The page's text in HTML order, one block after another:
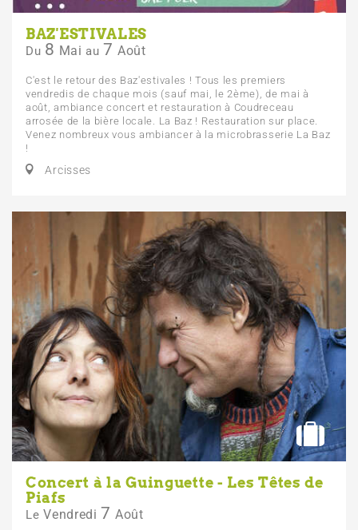
BAZ'ESTIVALES
Du 8 Mai au 7 Août
C'est le retour des Baz'estivales ! Tous les premiers
vendredis de chaque mois (sauf mai, le 2ème), de mai à
août, ambiance concert et restauration à Coudreceau
arrosée de la bière locale. La Baz ! Restauration sur place.
Venez nombreux vous ambiancer à la microbrasserie La Baz
!
Arcisses
Concert à la Guinguette - Les Têtes de
Piafs
Le Vendredi 7 Août